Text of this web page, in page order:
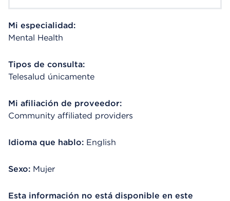
Mi especialidad:
Mental Health
Tipos de consulta:
Telesalud únicamente
Mi afiliación de proveedor:
Community affiliated providers
Idioma que hablo: English
Sexo: Mujer
Esta información no está disponible en este